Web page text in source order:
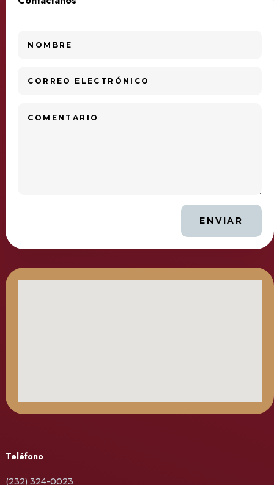
ENVIAR
Teléfono
(232) 324-0023